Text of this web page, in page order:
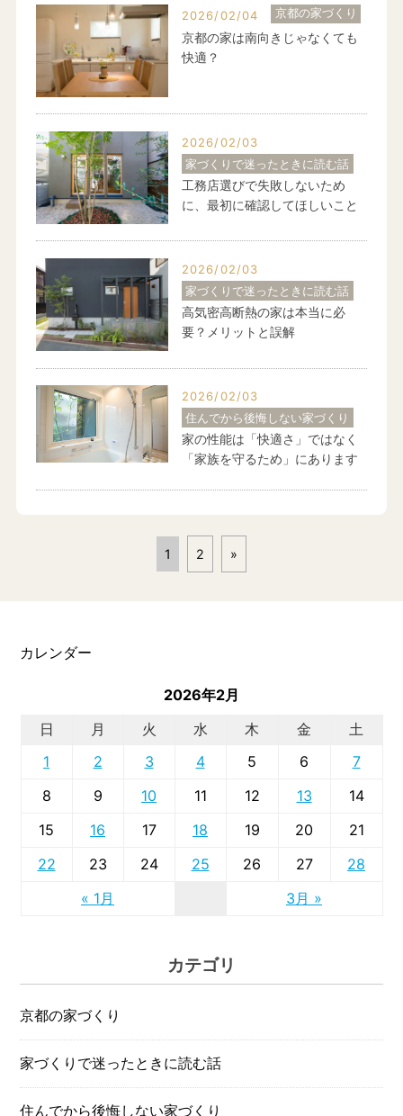
2026/02/04 京都の家づくり
京都の家は南向きじゃなくても
快適？
2026/02/03
家づくりで迷ったときに読む話
工務店選びで失敗しないため
に、最初に確認してほしいこと
2026/02/03
家づくりで迷ったときに読む話
高気密高断熱の家は本当に必
要？メリットと誤解
2026/02/03
住んでから後悔しない家づくり
家の性能は「快適さ」ではなく
「家族を守るため」にあります
1 2 »
カレンダー
2026年2月
日
月 火 水 木 金 土
« 1月 3月 »
1 2 3 4 5 6
7
8
9 10 11 12 13
14
15
16 17 18 19 20
21
22
23 24 25 26 27 28
カテゴリ
京都の家づくり
家づくりで迷ったときに読む話
住んでから後悔しない家づくり